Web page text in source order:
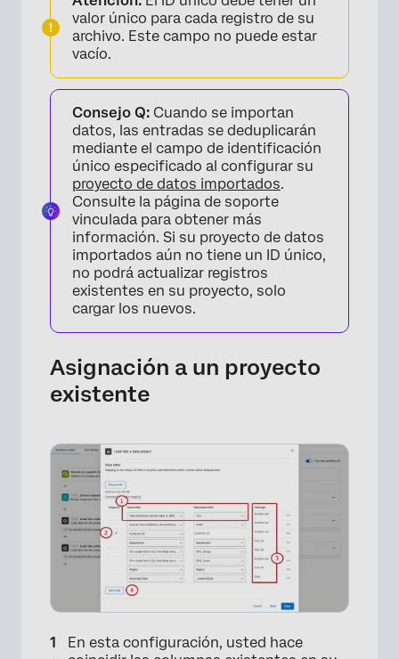
valor único para cada registro de su
archivo. Este campo no puede estar
vacío.
Consejo Q: Cuando se importan
datos, las entradas se deduplicarán
mediante el campo de identificación
único especificado al configurar su
proyecto de datos importados.
Consulte la página de soporte
vinculada para obtener más
información. Si su proyecto de datos
importados aún no tiene un ID único,
no podrá actualizar registros
existentes en su proyecto, solo
cargar los nuevos.
Asignación a un proyecto
existente
En esta configuración, usted hace